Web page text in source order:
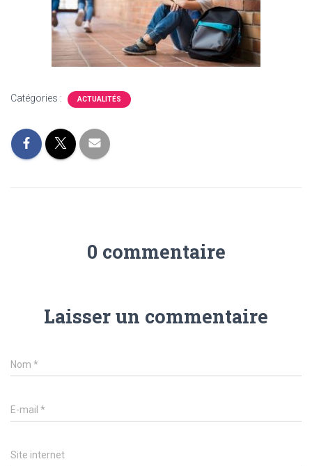
Catégories : ACTUALITÉS
0 commentaire
Laisser un commentaire
Nom *
E-mail *
Site internet